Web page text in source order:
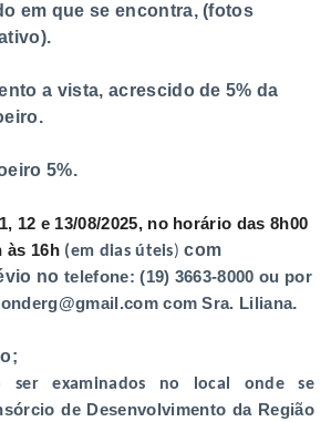
em que se encontra, (fotos
a vista, acrescido de 5% da
5%.
12 e 13/08/2025, no horário das 8h00
às 16h (em dias úteis) com
notelefone: (19) 3663-8000 ou por
com Sra. Liliana.
ser examinados no local onde se
de Desenvolvimento da Região